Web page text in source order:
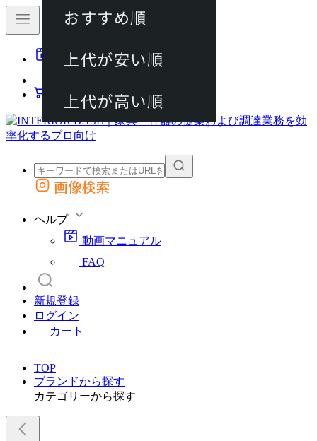
動画マニュアル
カート
外部サイトの商品をカートに追加
画像検索
ヘルプ
動画マニュアル
FAQ
新規登録
ログイン
カート
TOP
ブランドから探す
カテゴリーから探す
おすすめ順
上代が安い順
上代が高い順